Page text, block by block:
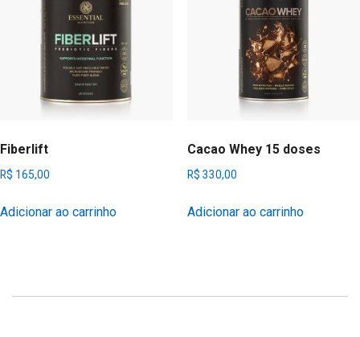
Fiberlift
R$ 165,00
Adicionar ao carrinho
Cacao Whey 15 doses
R$ 330,00
Adicionar ao carrinho